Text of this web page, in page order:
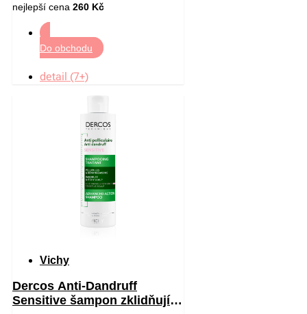
nejlepší cena 260 Kč
Do obchodu
detail (7+)
Vichy
Dercos Anti-Dandruff
Sensitive šampon zklidňující